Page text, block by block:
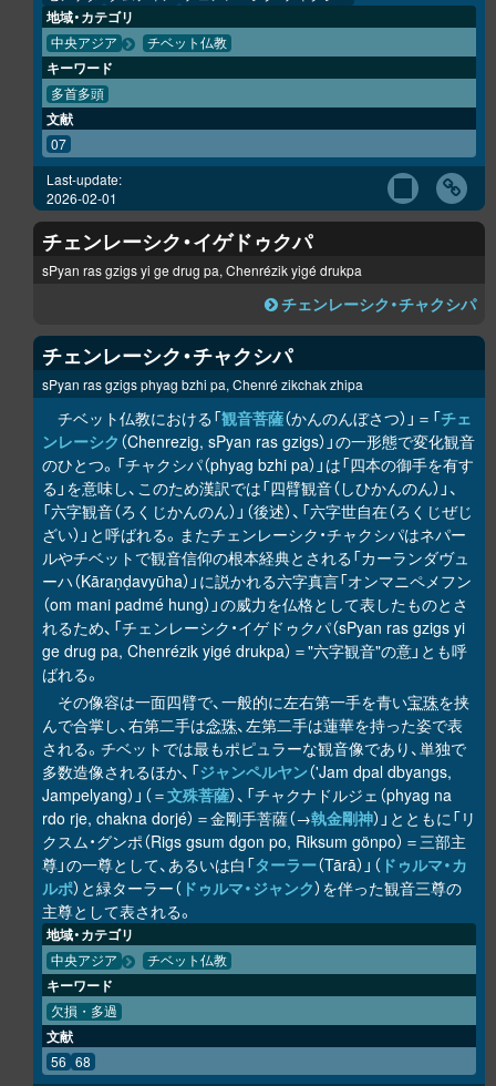
地域・カテゴリ
中央アジア チベット仏教
キーワード
多首多頭
文献
07
Last-update:
2026-02-01
チェンレーシク・イゲドゥクパ
sPyan ras gzigs yi ge drug pa, Chenrézik yigé drukpa
チェンレーシク・チャクシパ
チェンレーシク・チャクシパ
sPyan ras gzigs phyag bzhi pa, Chenré zikchak zhipa
チベット仏教における「観音菩薩（かんのんぼさつ）」＝「チェ
ンレーシク （Chenrezig, sPyan ras gzigs）」の一形態で変化観音
のひとつ。「チャクシパ（phyag bzhi pa）」は「四本の御手を有す
る」を意味し、このため漢訳では「四臂観音（しひかんのん）」、
「六字観音（ろくじかんのん）」（後述）、「六字世自在（ろくじぜじ
ざい）」と呼ばれる。またチェンレーシク・チャクシパはネパー
ルやチベットで観音信仰の根本経典とされる「カーランダヴュ
ーハ（Kāraṇḍavyūha）」に説かれる六字真言「オンマニペメフン
（om mani padmé hung）」の威力を仏格として表したものとさ
れるため、「チェンレーシク・イゲドゥクパ（sPyan ras gzigs yi
ge drug pa, Chenrézik yigé drukpa）＝"六字観音"の意」とも呼
ばれる。
その像容は一面四臂で、一般的に左右第一手を青い宝珠を挟
んで合掌し、右第二手は念珠、左第二手は蓮華を持った姿で表
される。チベットでは最もポピュラーな観音像であり、単独で
多数造像されるほか、「ジャンペルヤン（'Jam dpal dbyangs,
Jampelyang）」（＝文殊菩薩）、「チャクナドルジェ（phyag na
rdo rje, chakna dorjé）＝金剛手菩薩（→執金剛神）」とともに「リ
クスム・グンポ（Rigs gsum dgon po, Riksum gönpo）＝三部主
尊」の一尊として、あるいは白「ターラー（Tārā）」（ ドゥルマ・カ
ルポ）と緑ターラー（ ドゥルマ・ジャンク）を伴った観音三尊の
主尊として表される。
地域・カテゴリ
中央アジア チベット仏教
キーワード
欠損・多過
文献
56 68